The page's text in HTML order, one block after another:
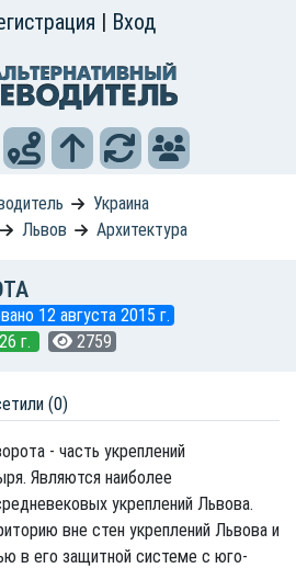
| Вход
Украина
Львов Архитектура
12 августа 2015 г.
г.
2759
(0)
- часть укреплений
Являются наиболее
укреплений Львова.
вне стен укреплений Львова и
в его защитной системе с юго-